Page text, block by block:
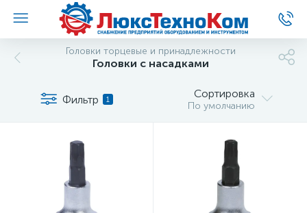
Головки торцевые и принадлежности
Головки с насадками
Фильтр 1 Сортировка
По умолчанию